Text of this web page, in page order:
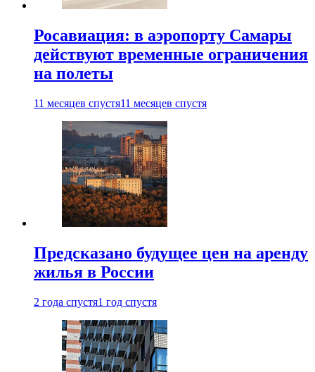
Росавиация: в аэропорту Самары
действуют временные ограничения
на полеты
11 месяцев спустя11 месяцев спустя
Предсказано будущее цен на аренду
жилья в России
2 года спустя1 год спустя